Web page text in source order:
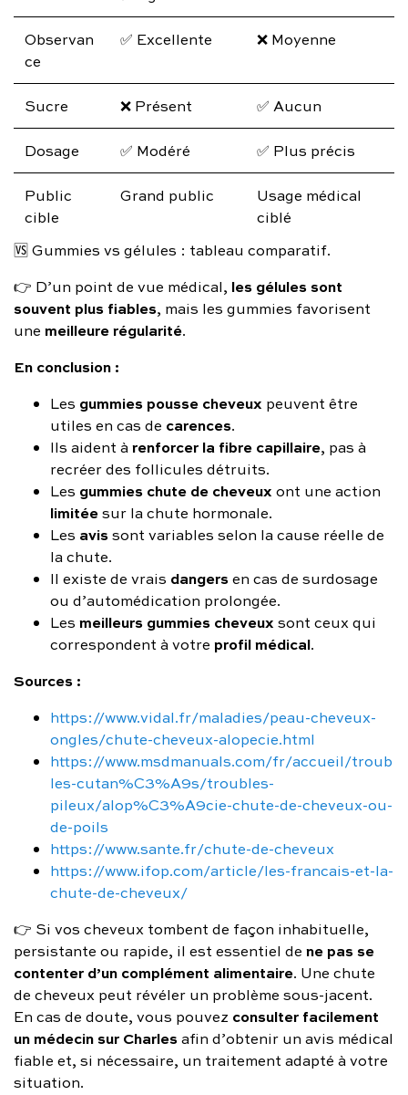
Observan
ce
✅ Excellente ❌ Moyenne
Sucre ❌ Présent ✅ Aucun
Dosage ✅ Modéré ✅ Plus précis
Public
cible
Grand public
Usage médical
ciblé
🆚 Gummies vs gélules : tableau comparatif.
👉 D’un point de vue médical, les gélules sont
souvent plus fiables, mais les gummies favorisent
une meilleure régularité.
En conclusion :
Les gummies pousse cheveux peuvent être
utiles en cas de carences.
Ils aident àrenforcer la fibre capillaire, pas à
recréer des follicules détruits.
Les gummies chute de cheveux ont une action
limitéesur la chute hormonale.
Les avissont variables selon la cause réelle de
la chute.
Il existe de vrais dangersen cas de surdosage
ou d’automédication prolongée.
Les meilleurs gummies cheveux sont ceux qui
correspondent à votre profil médical.
Sources :
https://www.vidal.fr/maladies/peau-cheveux-
ongles/chute-cheveux-alopecie.html
https://www.msdmanuals.com/fr/accueil/troub
les-cutan%C3%A9s/troubles-
pileux/alop%C3%A9cie-chute-de-cheveux-ou-
de-poils
https://www.sante.fr/chute-de-cheveux
https://www.ifop.com/article/les-francais-et-la-
chute-de-cheveux/
👉 Si vos cheveux tombent de façon inhabituelle,
persistante ou rapide, il est essentiel de ne pas se
contenter d’un complément alimentaire. Une chute
de cheveux peut révéler un problème sous-jacent.
En cas de doute, vous pouvez consulter facilement
un médecin sur Charlesafin d’obtenir un avis médical
fiable et, si nécessaire, un traitement adapté à votre
situation.